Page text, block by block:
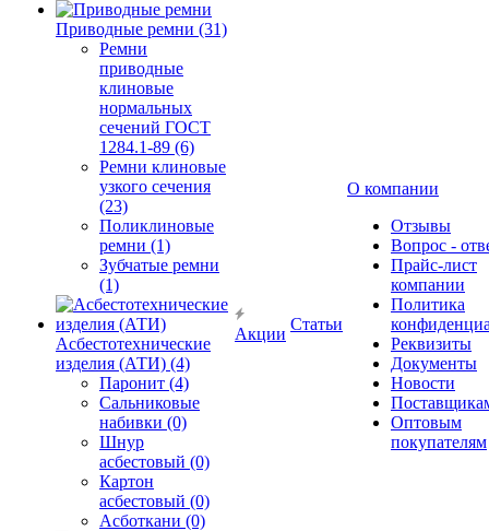
Приводные ремни (31)
Ремни
приводные
клиновые
нормальных
сечений ГОСТ
1284.1-89 (6)
Ремни клиновые
узкого сечения
(23)
Поликлиновые
ремни (1)
Зубчатые ремни
(1)
Асбестотехнические
изделия (АТИ) (4)
Паронит (4)
Сальниковые
набивки (0)
Шнур
асбестовый (0)
Картон
асбестовый (0)
Асботкани (0)
Акции
Статьи
О компании
Отзывы
Вопрос -
Прайс-лист
компании
Политика
Реквизиты
Документы
Новости
Оптовым
покупателям